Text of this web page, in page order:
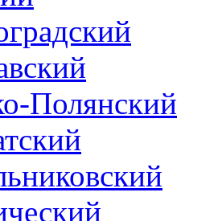
Полянский